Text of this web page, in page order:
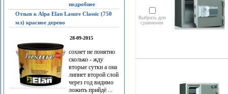
подробнее
Отзыв к Alpa Elan Lasure Classic (750
мл) красное дерево
28-09-2015
сохнет не понятно
сколько - жду
вторые сутки а она
липнет второй слой
через год видимо
ложить прийдё ...
Выбрать для
сравнения